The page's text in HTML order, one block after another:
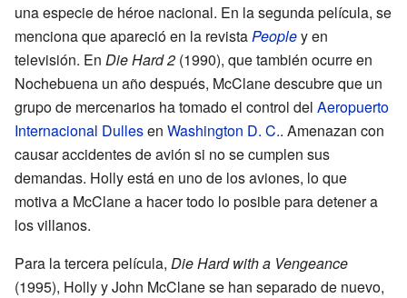
una especie de héroe nacional. En la segunda película, se
menciona que apareció en la revistaPeopley en
televisión. En Die Hard 2 (1990), que también ocurre en
Nochebuena un año después, McClane descubre que un
grupo de mercenarios ha tomado el control del Aeropuerto
Internacional Dullesen Washington D. C.. Amenazan con
causar accidentes de avión si no se cumplen sus
demandas. Holly está en uno de los aviones, lo que
motiva a McClane a hacer todo lo posible para detener a
los villanos.
Para la tercera película, Die Hard with a Vengeance
(1995), Holly y John McClane se han separado de nuevo,